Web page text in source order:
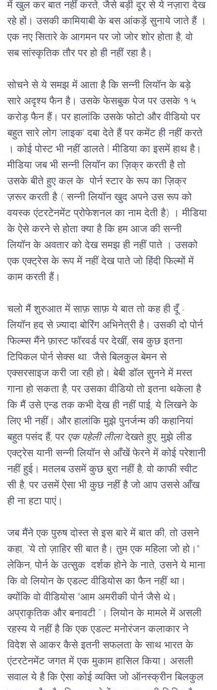
में खुल कर बात नहीं करते, जैसे बड़ी दूर से ये नज़ारा देख
रहे हों। उसकी कामियाबी के बस आंकड़ें सुनाये जाते हैं ।
एक नए सितारे के आगमन पर जो जोर शोर होता है, वो
सब सांस्कृतिक तौर पर हो ही नहीं रहा है।
सोचने से ये समझ में आता है कि सन्नी लियॉन के बड़े
सारे अदृश्य फैन है। उसके फेसबुक पेज पर उसके १.५
करोड़ फैन हैं। पर हालांकि उसके फोटो और वीडियो पर
बहुत सारे लोग 'लाइक' दबा देते हैं पर कमेंट ही नहीं करते
। कोई पोस्ट भी नहीं डालते l मीडिया का इसमें हाथ है।
मीडिया जब भी सन्नी लियॉन का ज़िक्र करती है तो
उसके बीते हुए कल के  पोर्न स्टार के रूप का ज़िक्र
ज़रूर करती है ( सन्नी लियॉन खुद अपने उस रूप को
वयस्क एंटरटेनमेंट प्रोफेशनल का नाम देती है) । मीडिया
के ऐसे करने से होता क्या है कि हम आज की सन्नी
लियॉन के अवतार को देख समझ ही नहीं पाते । उसको
एक एक्ट्रेस के रूप में नहीं देख पाते जो हिंदी फिल्मों में
काम करती हैं।
चलो मैं शुरुआत में साफ़ साफ़ ये बात तो कह ही दूँ -
लियॉन हद से ज़्यादा बोरिंग अभिनेत्री है। उसकी दो पोर्न
फिल्म्स मैंने फ़ास्ट फॉरवर्ड पर देखीं, सब कुछ इतना
टिपिकल पोर्न सेक्स था.. जैसे बिलकुल बेमन से
एक्सरसाइज करी जा रही हो। बेबी डॉल सुनने में मस्त
गाना हो सकता है, पर उसका वीडियो तो इतना थकेला है
कि मैं उसे एन्ड तक कभी देख ही नहीं पाई, ये लिखने के
लिए भी नहीं। और हालांकि मुझे पुनर्जन्म की कहानियां
बहुत पसंद हैं, पर एक पहेली लीला देखते हुए, मुझे लीड
एक्ट्रेस यानी सन्नी लियॉन से आँखें फेरने में कोई परेशानी
नहीं हुई। मतलब उसमें कुछ बुरा नहीं है, वो काफी स्वीट
सी है, पर उसमें ऐसा भी कुछ नहीं है जो आप उससे आँख
ही ना हटा पाएं।
जब मैंने एक पुरुष दोस्त से इस बारे में बात की, तो उसने
कहा, “ये तो ज़ाहिर सी बात है। तुम एक महिला जो हो।"
लेकिन, पोर्न के उत्सुक  दर्शक होने के नाते, उसने ये माना
कि वो लियोन के एडल्ट वीडियोस का फैन नहीं था।
क्योंकि वो वीडियोस "आम अमरीकी पोर्न जैसे थे।
अप्राकृतिक और बनावटी ”। लियोन के मामले में असली
रहस्य ये नहीं है कि एक एडल्ट मनोरंजन कलाकार ने
विदेश से आकर कैसे इतनी सफलता के साथ भारत के
एंटरटेनमेंट जगत में एक मुकाम हासिल किया। असली
सवाल ये है कि ऐसा कोई व्यक्ति जो ऑनस्क्रीन बिलकुल